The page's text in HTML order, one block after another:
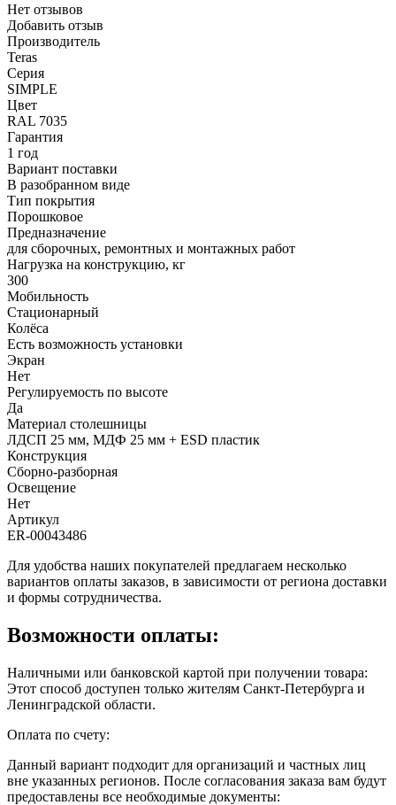
Нет отзывов
Добавить отзыв
Производитель
Teras
Серия
SIMPLE
Цвет
RAL 7035
Гарантия
1 год
Вариант поставки
В разобранном виде
Тип покрытия
Порошковое
Предназначение
для сборочных, ремонтных и монтажных работ
Нагрузка на конструкцию, кг
300
Мобильность
Стационарный
Колёса
Есть возможность установки
Экран
Нет
Регулируемость по высоте
Да
Материал столешницы
ЛДСП 25 мм, МДФ 25 мм + ESD пластик
Конструкция
Сборно-разборная
Освещение
Нет
Артикул
ER-00043486
Для удобства наших покупателей предлагаем несколько
вариантов оплаты заказов, в зависимости от региона доставки
и формы сотрудничества.
Возможности оплаты:
Наличными или банковской картой при получении товара:
Этот способ доступен только жителям Санкт-Петербурга и
Ленинградской области.
Оплата по счету:
Данный вариант подходит для организаций и частных лиц
вне указанных регионов. После согласования заказа вам будут
предоставлены все необходимые документы: